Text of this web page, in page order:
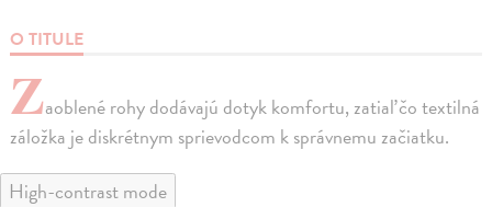
O TITULE
Zaoblené rohy dodávajú dotyk komfortu, zatiaľ čo textilná
záložka je diskrétnym sprievodcom k správnemu začiatku.
High-contrast mode